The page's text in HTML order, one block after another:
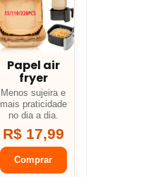
Papel air
fryer
Menos sujeira e
mais praticidade
no dia a dia.
R$ 17,99
Comprar